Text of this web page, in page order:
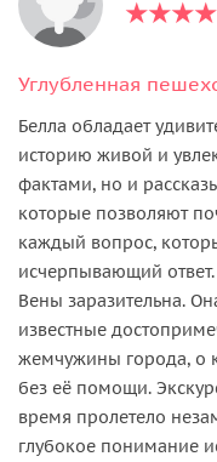
Белла обладает
историю живой и
фактами, но и
которые позволяют
каждый вопрос,
исчерпывающий ответ.
Вены заразительна.
известные
жемчужины города, о
без её помощи.
время пролетело
глубокое понимание